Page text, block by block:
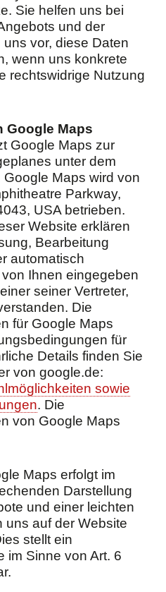
Sie helfen uns bei
und der
vor, diese Daten
wenn uns konkrete
rechtswidrige Nutzung
Google Maps
Google Maps zur
unter dem
Google Maps wird von
Parkway,
USA betrieben.
Website erklären
Bearbeitung
automatisch
Ihnen eingegeben
seiner Vertreter,
Die
für Google Maps
für
Details finden Sie
von google.de:
sowie
. Die
von Google Maps
Maps erfolgt im
Darstellung
und einer leichten
uns auf der Website
stellt ein
im Sinne von Art. 6